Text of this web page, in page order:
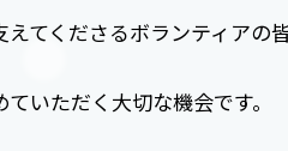
てくださるボランティアの
いただく大切な機会です。